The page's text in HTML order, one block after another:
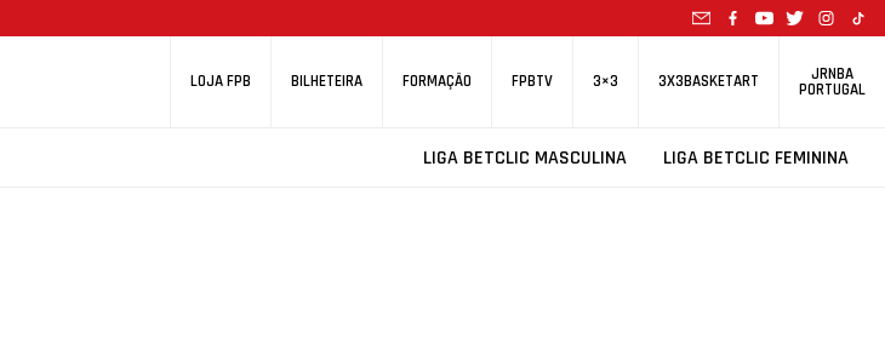
LOJA FPB BILHETEIRA FORMAÇÃO FPBTV 3×3 3X3BASKETART JRNBA
PORTUGAL
LIGA BETCLIC MASCULINA LIGA BETCLIC FEMININA